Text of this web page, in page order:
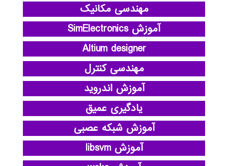
مهندسی مکانیک
آموزش SimElectronics
Altium designer
مهندسی کنترل
آموزش اندروید
یادگیری عمیق
آموزش شبکه عصبی
آموزش libsvm